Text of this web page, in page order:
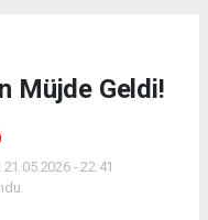
Müjde Geldi!
- 22:41